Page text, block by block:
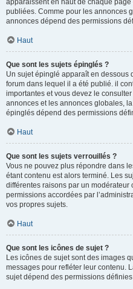
apparaissent en haut de chaque
publiées. Comme pour les annonces
annonces dépend des permissions
Haut
Que sont les sujets épinglés ?
Un sujet épinglé apparaît en dessous
forum dans lequel il a été publié. il
importantes et vous devez le
annonces et les annonces globales,
épinglés dépend des permissions
Haut
Que sont les sujets verrouillés ?
Vous ne pouvez plus répondre dans
étant contenu est alors terminé. Les
différentes raisons par un modérateur
permissions accordées par
vos propres sujets.
Haut
Que sont les icônes de sujet ?
Les icônes de sujet sont des images
messages pour refléter leur contenu.
sujet dépend des permissions définies